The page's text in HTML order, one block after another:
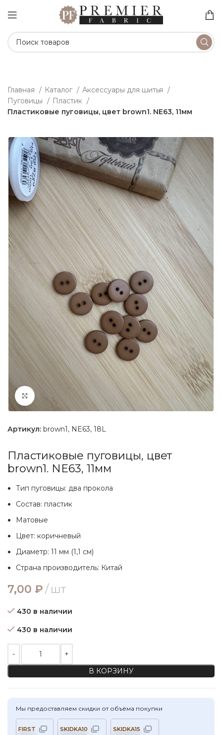
Главная Каталог
Аксессуары для шитья
Пуговицы
Пластик
Пластиковые пуговицы, цвет brown1. NE63, 11мм
Увеличить
Артикул: brown1, NE63, 18L
Пластиковые пуговицы, цвет
brown1. NE63, 11мм
Тип пуговицы: два прокола
Состав: пластик
Матовые
Цвет: коричневый
Диаметр: 11 мм (1,1 см)
Страна производитель: Китай
7,00 ₽ шт
430 в наличии
430 в наличии
Количество товара Пластиковые пуговицы, цвет brown1.
В КОРЗИНУ
Мы предоставляем скидки от объёма покупки
FIRST SKIDKA10 SKIDKA15